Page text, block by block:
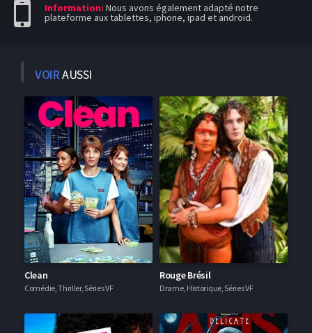
Information: Nous avons également adapté notre
plateforme aux tablettes, iphone, ipad et android.
VOIRAUSSI
Clean
Comédie, Thriller, Séries VF
Rouge Brésil
Drame, Historique, Séries VF